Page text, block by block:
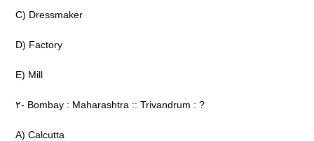
C) Dressmaker
D) Factory
E) Mill
۲- Bombay : Maharashtra :: Trivandrum : ?
A) Calcutta